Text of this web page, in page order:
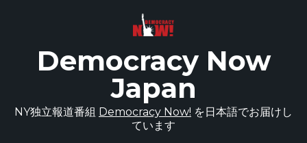
Democracy Now
Japan
NY独立報道番組 Democracy Now! を日本語でお届けし
ています